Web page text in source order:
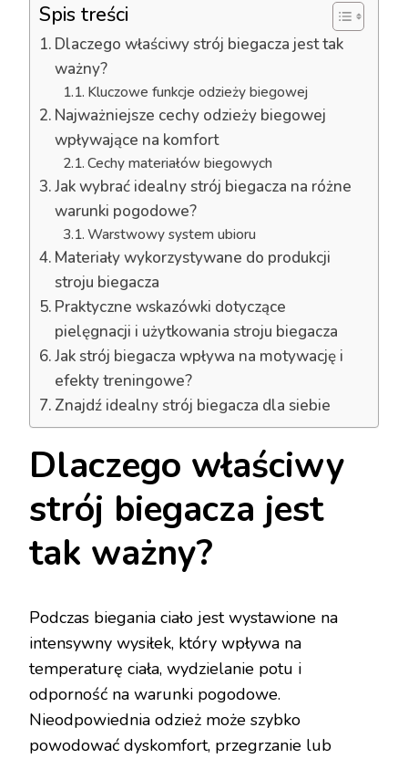
Spis treści
Dlaczego właściwy strój biegacza jest tak
ważny?
Kluczowe funkcje odzieży biegowej
Najważniejsze cechy odzieży biegowej
wpływające na komfort
Cechy materiałów biegowych
Jak wybrać idealny strój biegacza na różne
warunki pogodowe?
Warstwowy system ubioru
Materiały wykorzystywane do produkcji
stroju biegacza
Praktyczne wskazówki dotyczące
pielęgnacji i użytkowania stroju biegacza
Jak strój biegacza wpływa na motywację i
efekty treningowe?
Znajdź idealny strój biegacza dla siebie
Dlaczego właściwy
strój biegacza jest
tak ważny?
Podczas biegania ciało jest wystawione na
intensywny wysiłek, który wpływa na
temperaturę ciała, wydzielanie potu i
odporność na warunki pogodowe.
Nieodpowiednia odzież może szybko
powodować dyskomfort, przegrzanie lub